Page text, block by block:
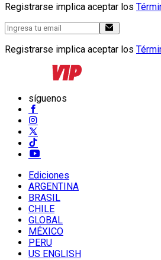
Registrarse implica aceptar los
Registrarse implica aceptar los
síguenos
Ediciones
ARGENTINA
BRASIL
CHILE
GLOBAL
MÉXICO
PERU
US ENGLISH